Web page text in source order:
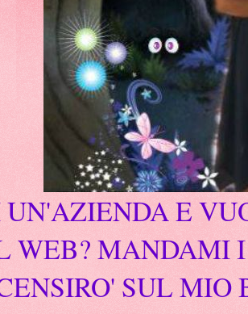
UN'AZIENDA E
WEB? MANDAMI
SUL